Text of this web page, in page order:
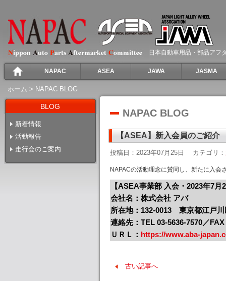
日本自動車用品・部品アフ
NAPAC ASEA JAWA JASMA
ホーム > NAPAC BLOG
BLOG
新着情報
活動報告
走行会のご案内
NAPAC BLOG
【ASEA】新入会員のご紹介
投稿日：2023年07月25日 カテゴリ：
NAPACの活動理念に賛同し、新たに入会
【ASEA事業部 入会・2023年7月
会社名：株式会社 アバ
所在地：132-0013 東京都江戸川
連絡先：TEL 03-5636-7570／
ＵＲＬ： https://www.aba-
古い記事へ